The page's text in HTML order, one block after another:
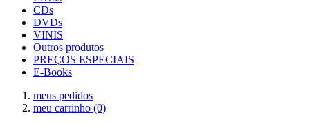
CDs
DVDs
VINIS
Outros produtos
PREÇOS ESPECIAIS
E-Books
meus pedidos
meu carrinho (0)